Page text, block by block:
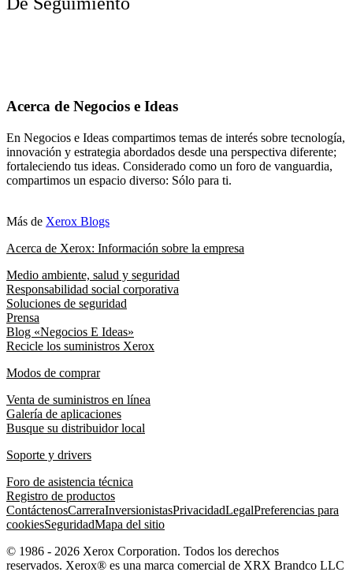
Acerca de Negocios e Ideas
En Negocios e Ideas compartimos temas de interés sobre tecnología,
innovación y estrategia abordados desde una perspectiva diferente;
fortaleciendo tus ideas. Considerado como un foro de vanguardia,
compartimos un espacio diverso: Sólo para ti.
Más de Xerox Blogs
Acerca de Xerox: Información sobre la empresa
Medio ambiente, salud y seguridad
Responsabilidad social corporativa
Soluciones de seguridad
Prensa
Blog «Negocios E Ideas»
Recicle los suministros Xerox
Modos de comprar
Venta de suministros en línea
Galería de aplicaciones
Busque su distribuidor local
Soporte y drivers
Foro de asistencia técnica
Registro de productos
ContáctenosCarreraInversionistasPrivacidadLegalPreferencias para
cookiesSeguridadMapa del sitio
© 1986 - 2026 Xerox Corporation. Todos los derechos
reservados. Xerox® es una marca comercial de XRX Brandco LLC